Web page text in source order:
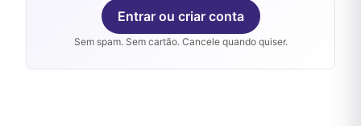
Entrar ou criar conta
Sem spam. Sem cartão. Cancele quando quiser.